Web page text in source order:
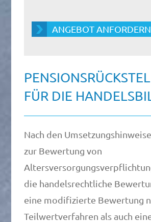
ANGEBOT ANFORDERN
FÜR DIE
Nach den
zur Bewertung von
die handelsrechtliche
eine modifizierte Bewertung
Teilwertverfahren als auch